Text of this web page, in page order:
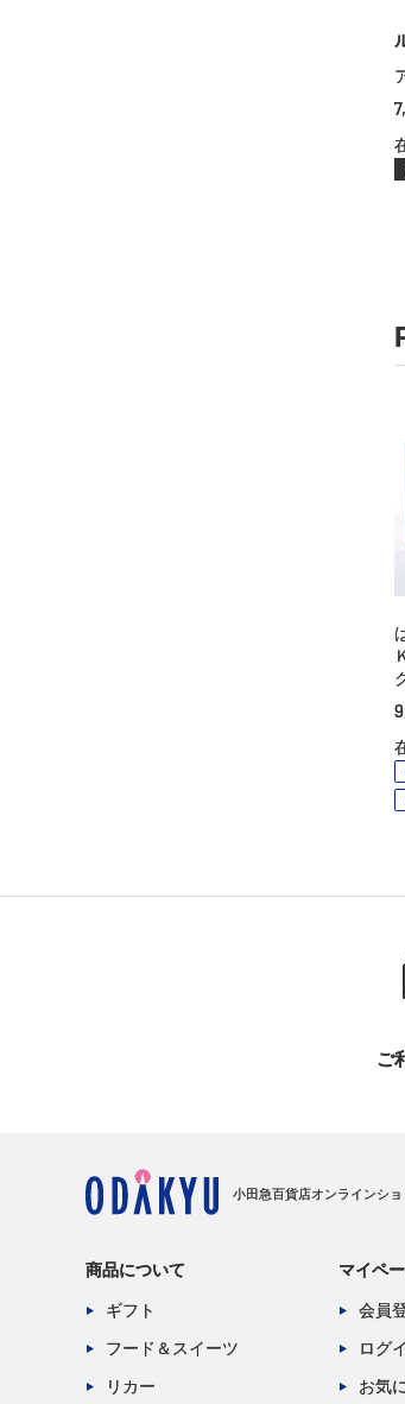
ご
小田急百貨店オンラインシ
商品について
ギフト
フード＆スイーツ
リカー
マイペ
会員
ログ
お気